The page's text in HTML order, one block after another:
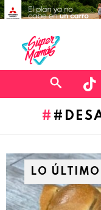
LO ÚLTIMO